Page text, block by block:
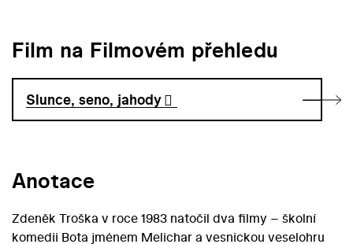
Film na Filmovém přehledu
Slunce, seno, jahody
Anotace
Zdeněk Troška v roce 1983 natočil dva filmy – školní
komedii Bota jménem Melichar a vesnickou veselohru